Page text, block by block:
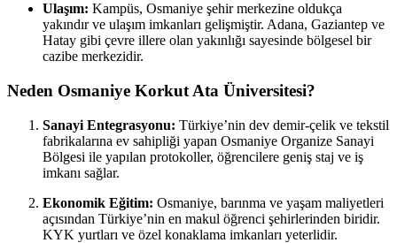
Ulaşım: Kampüs, Osmaniye şehir merkezine oldukça
yakındır ve ulaşım imkanları gelişmiştir. Adana, Gaziantep ve
Hatay gibi çevre illere olan yakınlığı sayesinde bölgesel bir
cazibe merkezidir.
Neden Osmaniye Korkut Ata Üniversitesi?
Sanayi Entegrasyonu: Türkiye’nin dev demir-çelik ve tekstil
fabrikalarına ev sahipliği yapan Osmaniye Organize Sanayi
Bölgesi ile yapılan protokoller, öğrencilere geniş staj ve iş
imkanı sağlar.
Ekonomik Eğitim: Osmaniye, barınma ve yaşam maliyetleri
açısından Türkiye’nin en makul öğrenci şehirlerinden biridir.
KYK yurtları ve özel konaklama imkanları yeterlidir.